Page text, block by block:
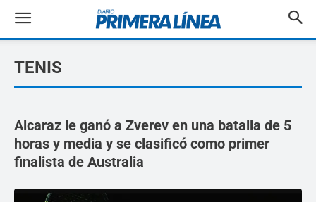
TENIS
Alcaraz le ganó a Zverev en una batalla de 5
horas y media y se clasificó como primer
finalista de Australia